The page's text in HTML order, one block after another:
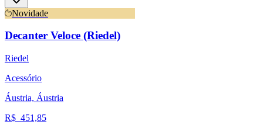
Novidade
Decanter Veloce (Riedel)
Riedel
Acessório
Áustria, Áustria
R$ 451,85